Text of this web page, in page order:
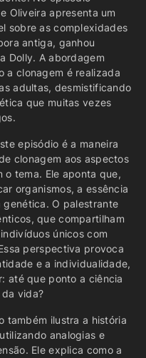
Oliveira apresenta um
sobre as complexidades
antiga, ganhou
Dolly. A abordagem
a clonagem é realizada
adultas, desmistificando
que muitas vezes
episódio é a maneira
clonagem aos aspectos
o tema. Ele aponta que,
organismos, a essência
genética. O palestrante
que compartilham
únicos com
perspectiva provoca
e a individualidade,
até que ponto a ciência
vida?
também ilustra a história
analogias e
Ele explica como a